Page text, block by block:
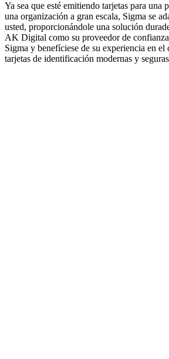
Ya sea que esté emitiendo tarjetas para una
una organización a gran escala, Sigma se
usted, proporcionándole una solución
AK Digital como su proveedor de
Sigma y benefíciese de su experiencia en el
tarjetas de identificación modernas y